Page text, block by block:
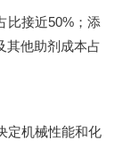
比接近50%；添
其他助剂成本占
定机械性能和化